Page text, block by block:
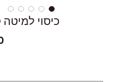
כיסוי למיטה ZEE.BED